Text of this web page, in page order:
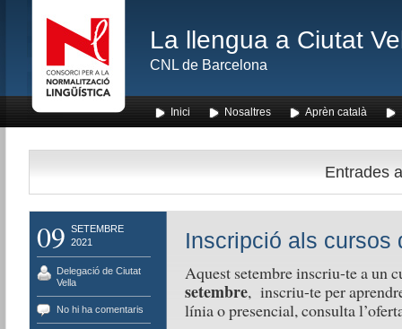
La llengua a Ciutat
CNL de Barcelona
Inici Nosaltres Aprèn català
Entrades
09 SETEMBRE
2021
Delegació de Ciutat
Vella
No hi ha comentaris
Inscripció als cursos
Aquest setembre inscriu-te a un
setembre, inscriu-te per
línia o presencial, consulta